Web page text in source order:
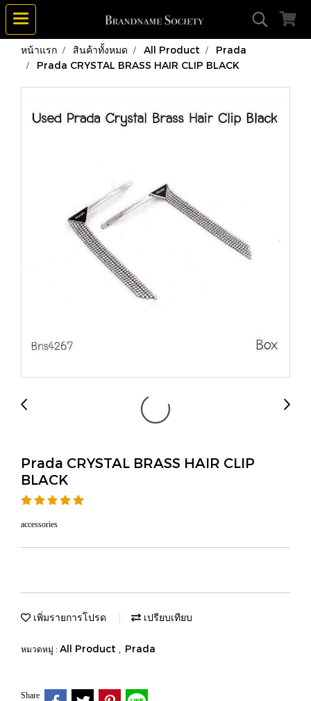
หน้าแรก สินค้าทั้งหมด All Product
Prada
Prada CRYSTAL BRASS HAIR CLIP BLACK
Prada CRYSTAL BRASS HAIR CLIP
BLACK
accessories
เพิ่มรายการโปรด เปรียบเทียบ
หมวดหมู่ : All Product , Prada
Share